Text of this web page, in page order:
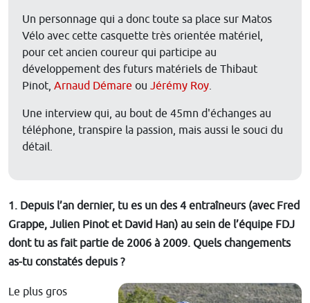
Un personnage qui a donc toute sa place sur Matos
Vélo avec cette casquette très orientée matériel,
pour cet ancien coureur qui participe au
développement des futurs matériels de Thibaut
Pinot, Arnaud Démare ou Jérémy Roy.
Une interview qui, au bout de 45mn d'échanges au
téléphone, transpire la passion, mais aussi le souci du
détail.
1. Depuis l’an dernier, tu es un des 4 entraîneurs (avec Fred
Grappe, Julien Pinot et David Han) au sein de l’équipe FDJ
dont tu as fait partie de 2006 à 2009. Quels changements
as-tu constatés depuis ?
Le plus gros